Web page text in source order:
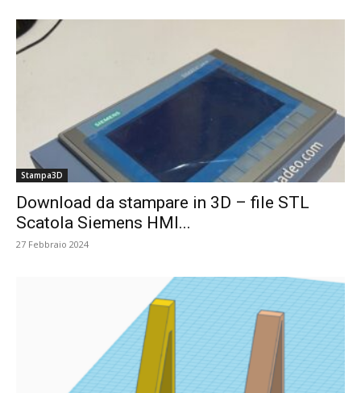
Stampa3D
Download da stampare in 3D – file STL
Scatola Siemens HMI...
27 Febbraio 2024